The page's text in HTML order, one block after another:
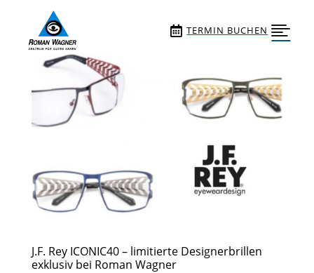
Skip To Content
 TERMIN BUCHEN 
J.F. Rey ICONIC40 – limitierte Designerbrillen
exklusiv bei Roman Wagner